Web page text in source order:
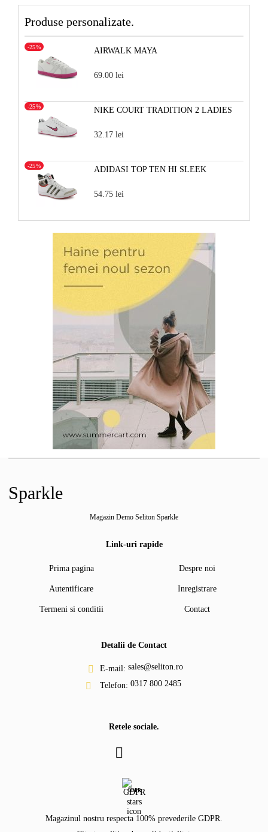
Produse personalizate.
AIRWALK MAYA
-25%
69.00 lei
NIKE COURT TRADITION 2 LADIES
-25%
32.17 lei
ADIDASI TOP TEN HI SLEEK
-25%
54.75 lei
Sparkle
Magazin Demo Seliton Sparkle
Link-uri rapide
Prima pagina Despre noi
Autentificare Inregistrare
Termeni si conditii Contact
Detalii de Contact
E-mail: sales@seliton.ro
Telefon: 0317 800 2485
Retele sociale.
GDPR
Magazinul nostru respecta 100% prevederile GDPR.